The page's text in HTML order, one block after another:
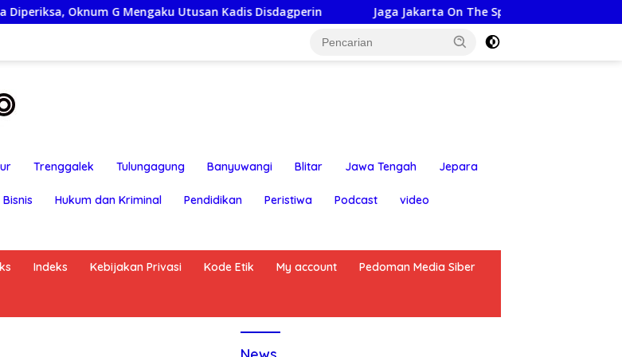
G Mengaku Utusan Kadis Disdagperin Jaga Jakarta On The Spot: Kapolsek Bekasi Barat
Trenggalek Tulungagung Banyuwangi Blitar Jawa Tengah Jepara
Hukum dan Kriminal Pendidikan Peristiwa Podcast video
Indeks Kebijakan Privasi Kode Etik My account Pedoman Media Siber